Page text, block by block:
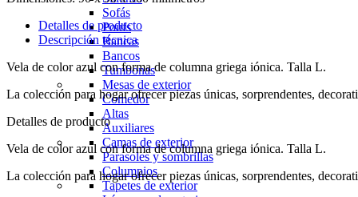
Sofás
Poufs
Bancas
Bancos
Tumbonas
Mesas de exterior
Comedor
Altas
Auxiliares
Camas de exterior
Parasoles y sombrillas
Columpios
Tapetes de exterior
Detalles de producto
Descripción técnica
Vela de color azul con forma de columna griega iónica. Talla L.
La colección para hogar ofrecer piezas únicas, sorprendentes,
Detalles de producto
Vela de color azul con forma de columna griega iónica. Talla L.
La colección para hogar ofrecer piezas únicas, sorprendentes,